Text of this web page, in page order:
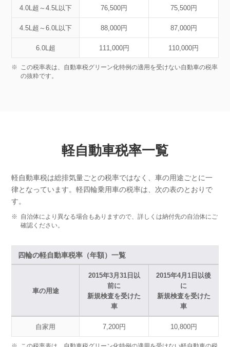
4.0L超～4.5L以下 76,500円 75,500円
4.5L超～6.0L以下 88,000円 87,000円
6.0L超 111,000円 110,000円
※ この税率表は、自動車税グリーン化特例の適用を受けない自動車の税率
の抜粋です。
軽自動車税率一覧
軽自動車税は総排気量ごとの税率ではなく、車の用途ごとに一
律となっています。軽四輪乗用車の税率は、次の表のとおりで
す。
※ 自治体により異なる場合もありますので、詳しくは納付先の自治体にご
確認ください。
四輪の軽自動車税率（年額）一覧
車の用途
2015年3月31日以
前に
新規検査を受けた
車
2015年4月1日以後
に
新規検査を受けた
車
自家用 7,200円 10,800円